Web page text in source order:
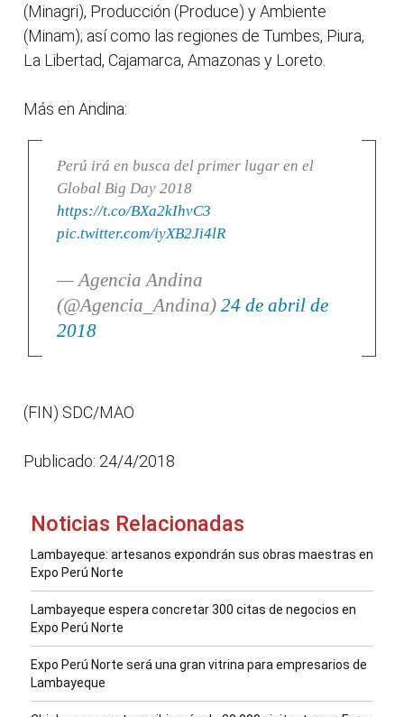
(Minagri), Producción (Produce) y Ambiente
(Minam); así como las regiones de Tumbes, Piura,
La Libertad, Cajamarca, Amazonas y Loreto.
Más en Andina:
Perú irá en busca del primer lugar en el
Global Big Day 2018
https://t.co/BXa2kIhvC3
pic.twitter.com/iyXB2Ji4lR
— Agencia Andina
(@Agencia_Andina) 24 de abril de
2018
(FIN) SDC/MAO
Publicado: 24/4/2018
Noticias Relacionadas
Lambayeque: artesanos expondrán sus obras maestras en
Expo Perú Norte
Lambayeque espera concretar 300 citas de negocios en
Expo Perú Norte
Expo Perú Norte será una gran vitrina para empresarios de
Lambayeque